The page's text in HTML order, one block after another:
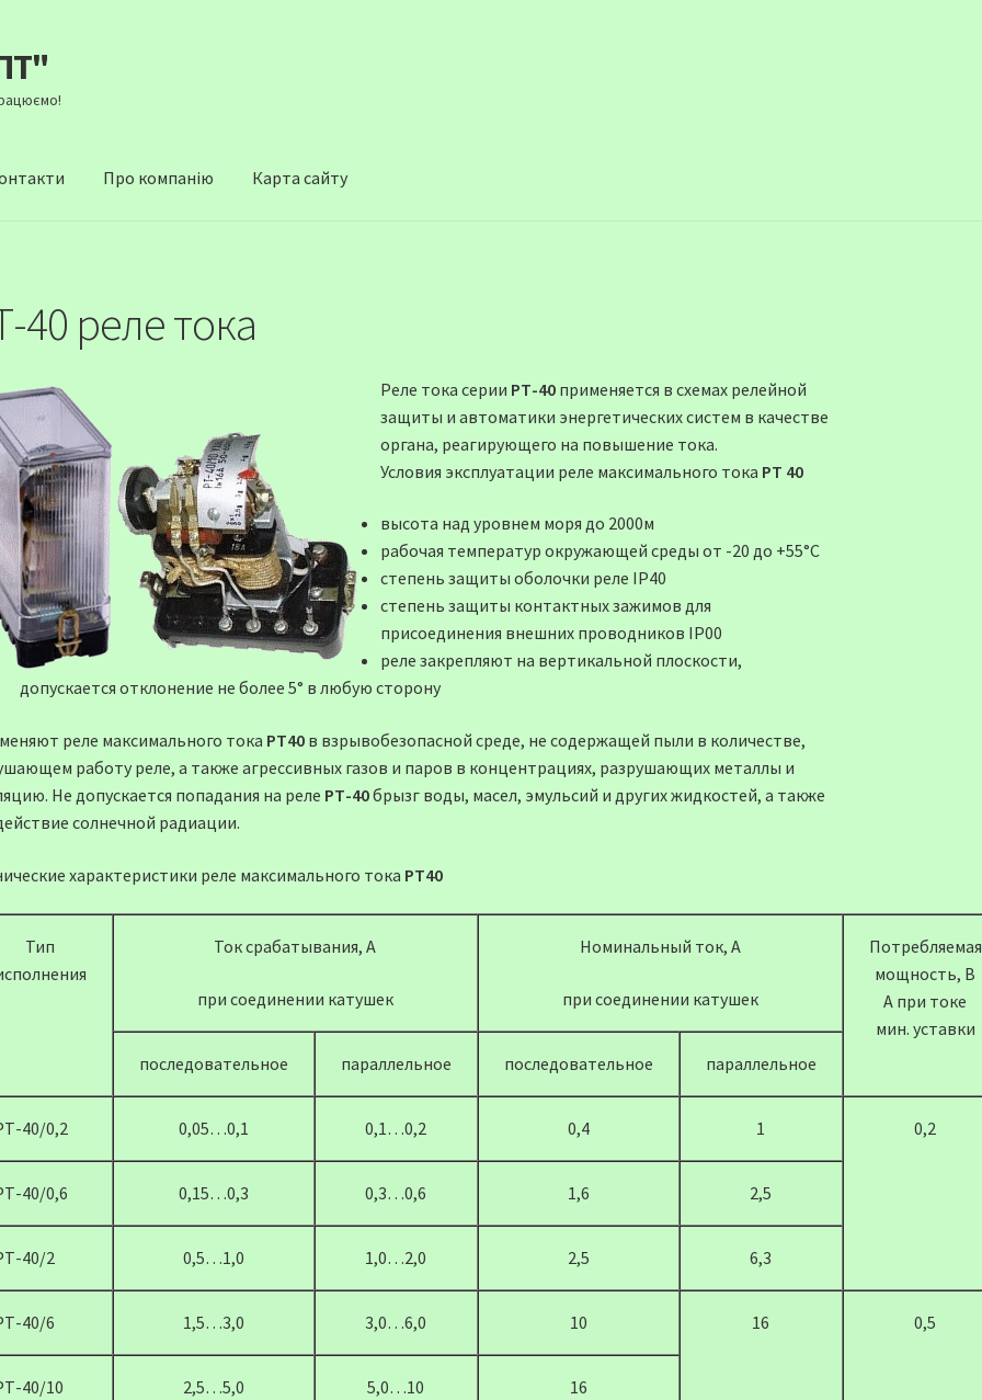
Про компанію Карта сайту
40 реле тока
Реле тока серии РТ-40применяется в схемах релейной
защиты и автоматики энергетических систем в качестве
органа, реагирующего на повышение тока.
Условия эксплуатации реле максимального тока РТ 40
высота над уровнем моря до 2000м
рабочая температур окружающей среды от -20 до +55°С
степень защиты оболочки реле IP40
степень защиты контактных зажимов для
присоединения внешних проводников IP00
реле закрепляют на вертикальной плоскости,
допускается отклонение не более 5° в любую сторону
реле максимального тока РТ40в взрывобезопасной среде, не содержащей пыли в количестве,
работу реле, а также агрессивных газов и паров в концентрациях, разрушающих металлы и
Не допускается попадания на реле РТ-40брызг воды, масел, эмульсий и других жидкостей, а также
солнечной радиации.
характеристики реле максимального тока РТ40
Тип
Ток срабатывания, А
при соединении катушек
Номинальный ток, А
при соединении катушек
Потребляемая
мощность, В
А при токе
мин. уставки
последовательное
параллельное последовательное параллельное
40/0,2 0,05…0,1 0,1…0,2 0,4 1 0,2
40/0,6 0,15…0,3 0,3…0,6 1,6 2,5
40/2 0,5…1,0 1,0…2,0 2,5 6,3
40/6 1,5…3,0 3,0…6,0 10 16 0,5
40/10 2,5…5,0 5,0…10 16